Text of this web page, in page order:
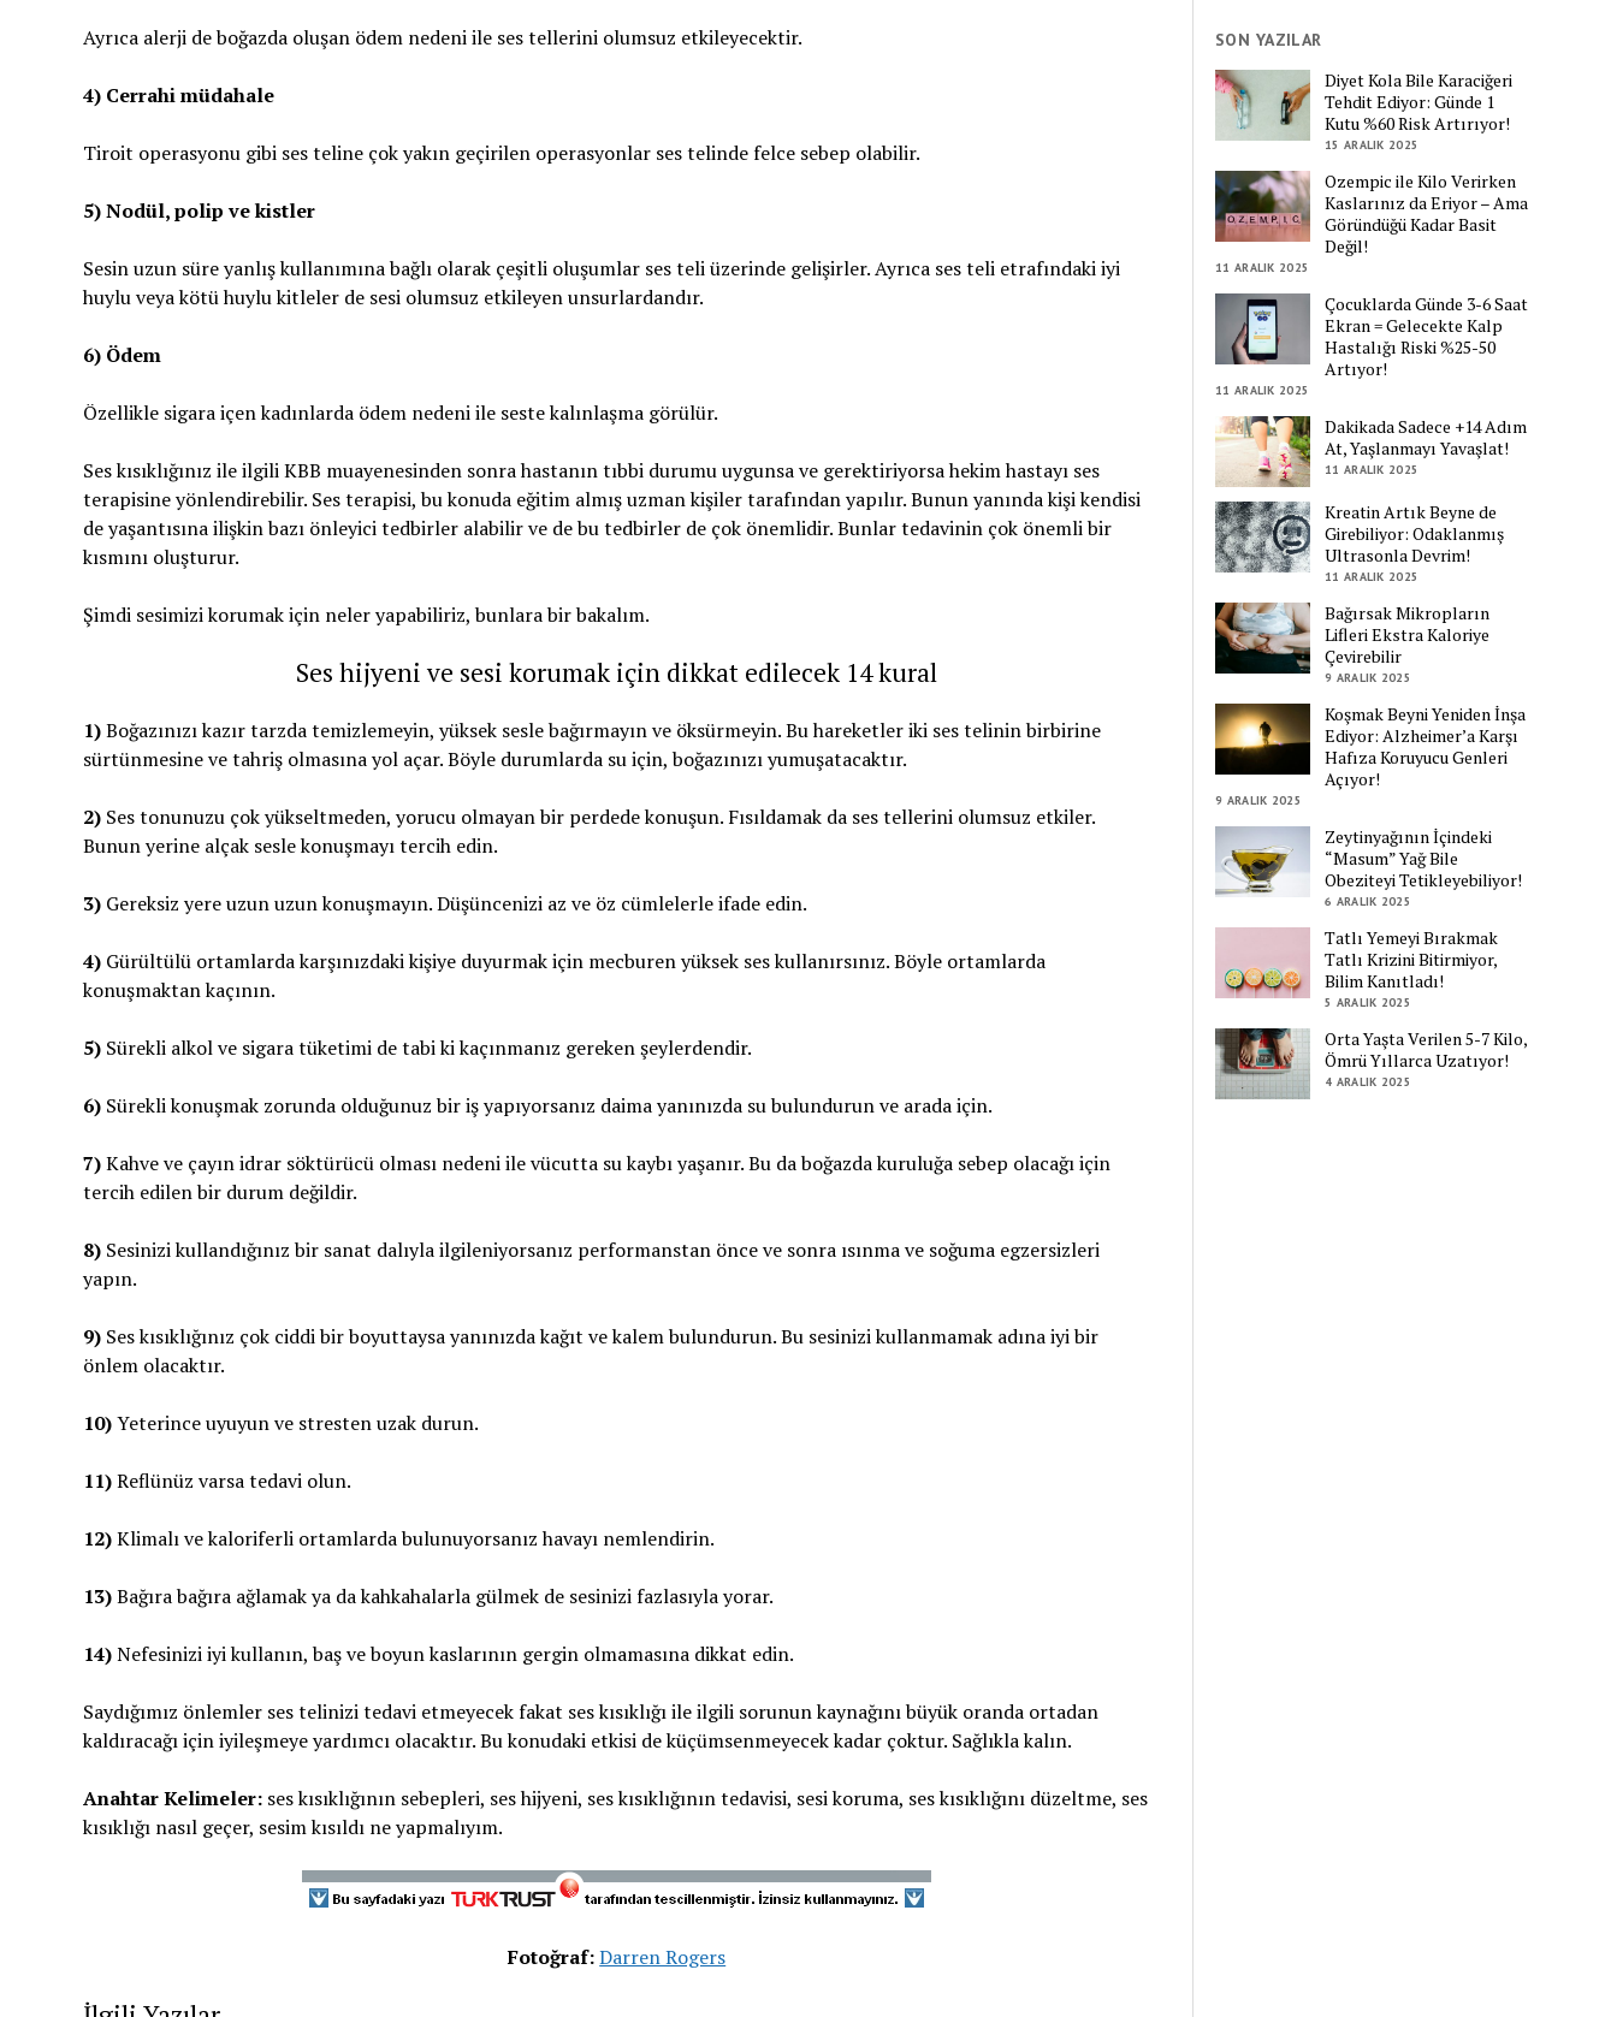
Ayrıca alerji de boğazda oluşan ödem nedeni ile ses tellerini olumsuz etkileyecektir.
4) Cerrahi müdahale
Tiroit operasyonu gibi ses teline çok yakın geçirilen operasyonlar ses telinde felce sebep olabilir.
5) Nodül, polip ve kistler
Sesin uzun süre yanlış kullanımına bağlı olarak çeşitli oluşumlar ses teli üzerinde gelişirler. Ayrıca ses teli etrafındaki iyi
huylu veya kötü huylu kitleler de sesi olumsuz etkileyen unsurlardandır.
6) Ödem
Özellikle sigara içen kadınlarda ödem nedeni ile seste kalınlaşma görülür.
Ses kısıklığınız ile ilgili KBB muayenesinden sonra hastanın tıbbi durumu uygunsa ve gerektiriyorsa hekim hastayı ses
terapisine yönlendirebilir. Ses terapisi, bu konuda eğitim almış uzman kişiler tarafından yapılır. Bunun yanında kişi kendisi
de yaşantısına ilişkin bazı önleyici tedbirler alabilir ve de bu tedbirler de çok önemlidir. Bunlar tedavinin çok önemli bir
kısmını oluşturur.
Şimdi sesimizi korumak için neler yapabiliriz, bunlara bir bakalım.
Ses hijyeni ve sesi korumak için dikkat edilecek 14 kural
1)Boğazınızı kazır tarzda temizlemeyin, yüksek sesle bağırmayın ve öksürmeyin. Bu hareketler iki ses telinin birbirine
sürtünmesine ve tahriş olmasına yol açar. Böyle durumlarda su için, boğazınızı yumuşatacaktır.
2)Ses tonunuzu çok yükseltmeden, yorucu olmayan bir perdede konuşun. Fısıldamak da ses tellerini olumsuz etkiler.
Bunun yerine alçak sesle konuşmayı tercih edin.
3)Gereksiz yere uzun uzun konuşmayın. Düşüncenizi az ve öz cümlelerle ifade edin.
4)Gürültülü ortamlarda karşınızdaki kişiye duyurmak için mecburen yüksek ses kullanırsınız. Böyle ortamlarda
konuşmaktan kaçının.
5)Sürekli alkol ve sigara tüketimi de tabi ki kaçınmanız gereken şeylerdendir.
6)Sürekli konuşmak zorunda olduğunuz bir iş yapıyorsanız daima yanınızda su bulundurun ve arada için.
7)Kahve ve çayın idrar söktürücü olması nedeni ile vücutta su kaybı yaşanır. Bu da boğazda kuruluğa sebep olacağı için
tercih edilen bir durum değildir.
8)Sesinizi kullandığınız bir sanat dalıyla ilgileniyorsanız performanstan önce ve sonra ısınma ve soğuma egzersizleri
yapın.
9)Ses kısıklığınız çok ciddi bir boyuttaysa yanınızda kağıt ve kalem bulundurun. Bu sesinizi kullanmamak adına iyi bir
önlem olacaktır.
10)Yeterince uyuyun ve stresten uzak durun.
11)Reflünüz varsa tedavi olun.
12)Klimalı ve kaloriferli ortamlarda bulunuyorsanız havayı nemlendirin.
13)Bağıra bağıra ağlamak ya da kahkahalarla gülmek de sesinizi fazlasıyla yorar.
14)Nefesinizi iyi kullanın, baş ve boyun kaslarının gergin olmamasına dikkat edin.
Saydığımız önlemler ses telinizi tedavi etmeyecek fakat ses kısıklığı ile ilgili sorunun kaynağını büyük oranda ortadan
kaldıracağı için iyileşmeye yardımcı olacaktır. Bu konudaki etkisi de küçümsenmeyecek kadar çoktur. Sağlıkla kalın.
Anahtar Kelimeler:ses kısıklığının sebepleri, ses hijyeni, ses kısıklığının tedavisi, sesi koruma, ses kısıklığını düzeltme, ses
kısıklığı nasıl geçer, sesim kısıldı ne yapmalıyım.
Fotoğraf:Darren Rogers
SON YAZILAR
Diyet Kola Bile Karaciğeri
Tehdit Ediyor: Günde 1
Kutu %60 Risk Artırıyor!
15 ARALIK 2025
Ozempic ile Kilo Verirken
Kaslarınız da Eriyor – Ama
Göründüğü Kadar Basit
Değil!
11 ARALIK 2025
Çocuklarda Günde 3-6 Saat
Ekran = Gelecekte Kalp
Hastalığı Riski %25-50
Artıyor!
11 ARALIK 2025
Dakikada Sadece +14 Adım
At, Yaşlanmayı Yavaşlat!
11 ARALIK 2025
Kreatin Artık Beyne de
Girebiliyor: Odaklanmış
Ultrasonla Devrim!
11 ARALIK 2025
Bağırsak Mikropların
Lifleri Ekstra Kaloriye
Çevirebilir
9 ARALIK 2025
Koşmak Beyni Yeniden İnşa
Ediyor: Alzheimer’a Karşı
Hafıza Koruyucu Genleri
Açıyor!
9 ARALIK 2025
Zeytinyağının İçindeki
“Masum” Yağ Bile
Obeziteyi Tetikleyebiliyor!
6 ARALIK 2025
Tatlı Yemeyi Bırakmak
Tatlı Krizini Bitirmiyor,
Bilim Kanıtladı!
5 ARALIK 2025
Orta Yaşta Verilen 5-7 Kilo,
Ömrü Yıllarca Uzatıyor!
4 ARALIK 2025